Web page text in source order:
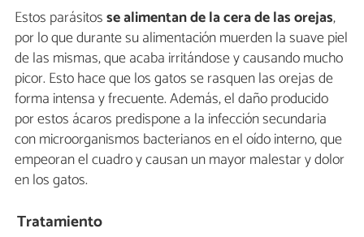
Estos parásitosse alimentan de la cera de las orejas,
por lo que durante su alimentación muerden la suave piel
de las mismas, que acaba irritándose y causando mucho
picor. Esto hace que los gatos se rasquen las orejas de
forma intensa y frecuente. Además, el daño producido
por estos ácaros predispone a la infección secundaria
con microorganismos bacterianos en el oído interno, que
empeoran el cuadro y causan un mayor malestar y dolor
en los gatos.
Tratamiento